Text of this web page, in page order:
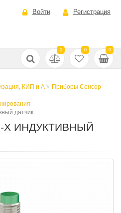
Войти Регистрация
0 0 0
КИП и А
Приборы Сенсор
датчик
Х ИНДУКТИВНЫЙ